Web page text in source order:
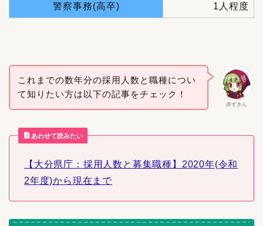
警察事務(高卒) 1人程度
赤ずきん
これまでの数年分の採用人数と職種につい
て知りたい方は以下の記事をチェック！
あわせて読みたい
【大分県庁：採用人数と募集職種】2020年(令和
2年度)から現在まで